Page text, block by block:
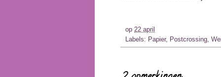
op 22 april
Labels: Papier, Postcrossing,